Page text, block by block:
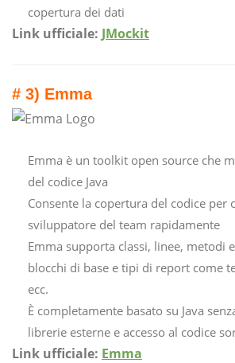
copertura dei dati
Link ufficiale: JMockit
# 3) Emma
Emma è un toolkit open source che
del codice Java
Consente la copertura del codice per
sviluppatore del team rapidamente
Emma supporta classi, linee, metodi
blocchi di base e tipi di report come
ecc.
È completamente basato su Java
librerie esterne e accesso al codice
Link ufficiale: Emma